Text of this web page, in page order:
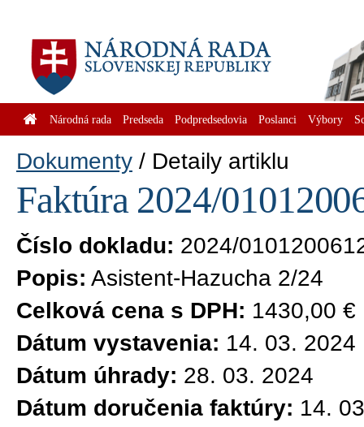
Národná rada Predseda Podpredsedovia Poslanci Výbory
Dokumenty Detaily artiklu
Faktúra 2024/
Číslo dokladu: 2024/
Popis: Asistent-Hazucha 2/24
Celková cena s DPH: 1430,00 €
Dátum vystavenia: 14. 03. 2024
Dátum úhrady: 28. 03. 2024
Dátum doručenia faktúry: 14.